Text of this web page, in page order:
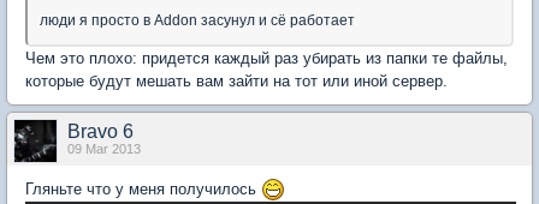
люди я просто в Addon засунул и сё работает
Чем это плохо: придется каждый раз убирать из папки те файлы,
которые будут мешать вам зайти на тот или иной сервер.
Bravo 6
09 Mar 2013
Гляньте что у меня получилось